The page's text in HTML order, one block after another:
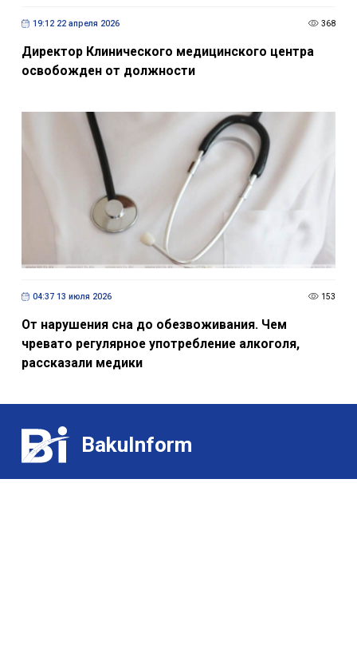
19:12 22 апреля 2026 368
Директор Клинического медицинского центра
освобожден от должности
04:37 13 июля 2026 153
От нарушения сна до обезвоживания. Чем
чревато регулярное употребление алкоголя,
рассказали медики
BakuInform